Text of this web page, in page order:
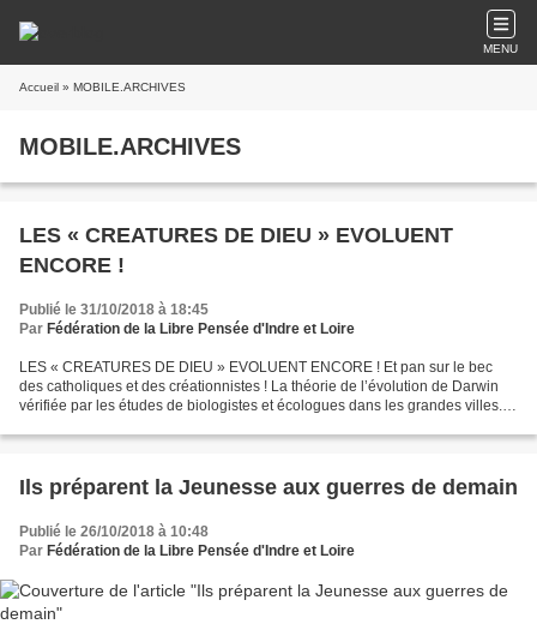
MENU
Accueil » MOBILE.ARCHIVES
MOBILE.ARCHIVES
LES « CREATURES DE DIEU » EVOLUENT
ENCORE !
Publié le 31/10/2018 à 18:45
Par Fédération de la Libre Pensée d'Indre et Loire
LES « CREATURES DE DIEU » EVOLUENT ENCORE ! Et pan sur le bec
des catholiques et des créationnistes ! La théorie de l’évolution de Darwin
vérifiée par les études de biologistes et écologues dans les grandes villes.
Ils préparent la Jeunesse aux guerres de demain
Publié le 26/10/2018 à 10:48
Par Fédération de la Libre Pensée d'Indre et Loire